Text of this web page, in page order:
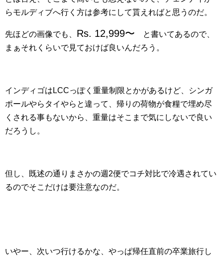
らモルディブへ行く方は参考にして貰えればと思うのだ。
先ほどの画像でも、 Rs. 12,999〜 と書いてあるので、
まぁそれくらいで見ておけば良いんだろう。
インディゴはLCCっぽく重量制限とかがあるけど、シンガ
ポールやらタイやらと違って、帰りの荷物が食糧で埋め尽
くされる事もないから、重量はそこまで気にしないで良い
だろうし。
但し、既述の通りまさかの週2便でコチ対比で冷遇されてい
るのでそこだけは要注意なのだ。
いやー、次いつ行けるかな、やっぱ帰任直前の卒業旅行し